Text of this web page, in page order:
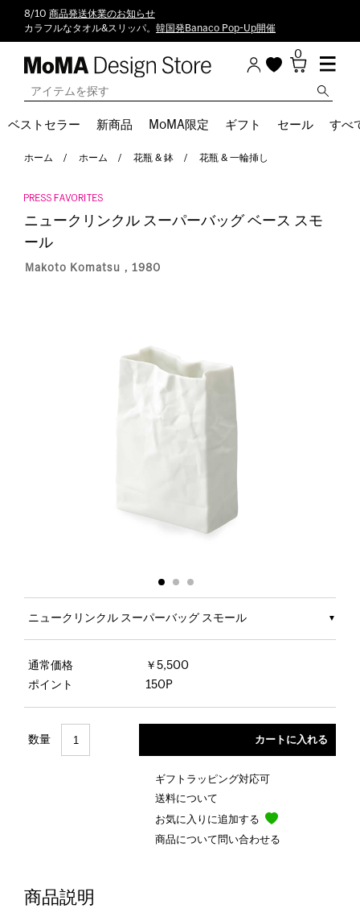
8/10 商品発送休業のお知らせ
カラフルなタオル&スリッパ。 韓国発Banaco Pop-Up開催
0
ベストセラー 新商品 MoMA限定 ギフト セール すべ
ホーム ホーム 花瓶 & 鉢 花瓶 & 一輪挿し
ニュークリンクル スーパーバッグ ベース スモ
ール
Makoto Komatsu，1980
ニュークリンクル スーパーバッグ スモール
通常価格
￥5,500
ポイント
150P
数量
ギフトラッピング対応可
送料について
お気に入りに追加する
商品について問い合わせる
商品説明